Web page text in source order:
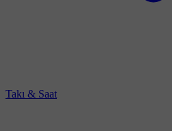
Takı & Saat